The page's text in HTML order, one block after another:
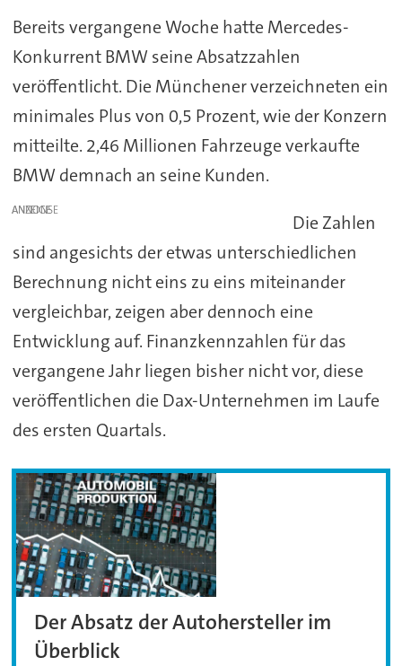
Bereits vergangene Woche hatte Mercedes-
Konkurrent BMW seine Absatzzahlen
veröffentlicht. Die Münchener verzeichneten ein
minimales Plus von 0,5 Prozent, wie der Konzern
mitteilte. 2,46 Millionen Fahrzeuge verkaufte
BMW demnach an seine Kunden.
ANZEIGE
Die Zahlen
sind angesichts der etwas unterschiedlichen
Berechnung nicht eins zu eins miteinander
vergleichbar, zeigen aber dennoch eine
Entwicklung auf. Finanzkennzahlen für das
vergangene Jahr liegen bisher nicht vor, diese
veröffentlichen die Dax-Unternehmen im Laufe
des ersten Quartals.
Der Absatz der Autohersteller im
Überblick